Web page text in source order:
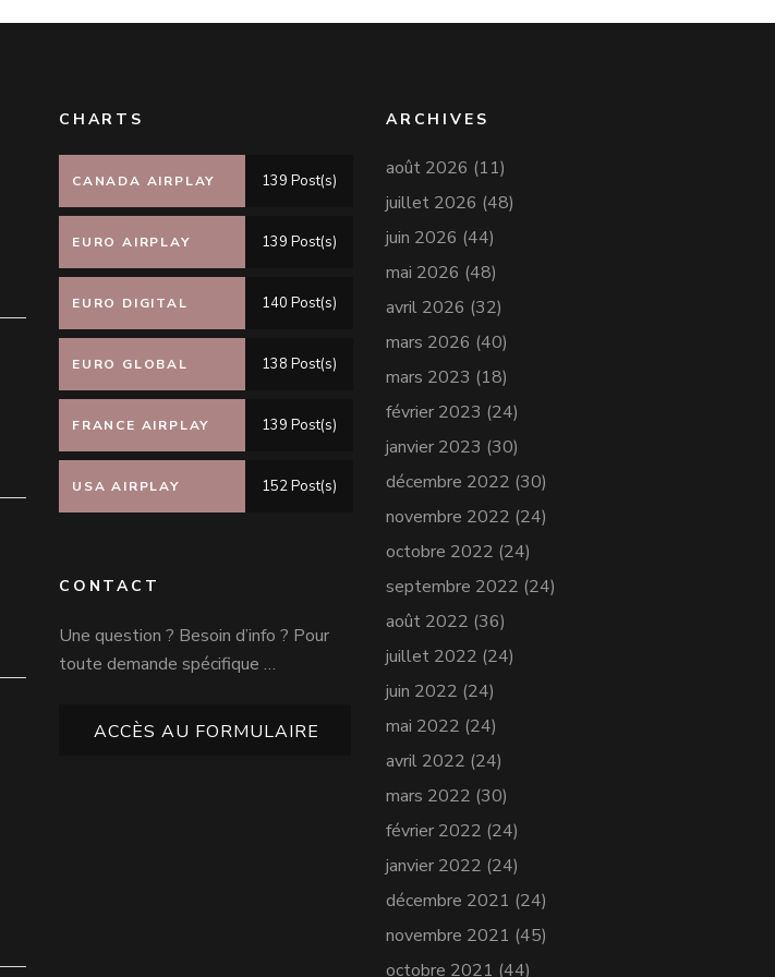
CHARTS
CANADA AIRPLAY 139 Post(s)
EURO AIRPLAY 139 Post(s)
EURO DIGITAL 140 Post(s)
EURO GLOBAL 138 Post(s)
FRANCE AIRPLAY 139 Post(s)
USA AIRPLAY 152 Post(s)
CONTACT
Une question ? Besoin d’info ? Pour
toute demande spécifique …
ACCÈS AU FORMULAIRE
ARCHIVES
août 2026 (11)
juillet 2026 (48)
juin 2026 (44)
mai 2026 (48)
avril 2026 (32)
mars 2026 (40)
mars 2023 (18)
février 2023 (24)
janvier 2023 (30)
décembre 2022 (30)
novembre 2022 (24)
octobre 2022 (24)
septembre 2022 (24)
août 2022 (36)
juillet 2022 (24)
juin 2022 (24)
mai 2022 (24)
avril 2022 (24)
mars 2022 (30)
février 2022 (24)
janvier 2022 (24)
décembre 2021 (24)
novembre 2021 (45)
octobre 2021 (44)